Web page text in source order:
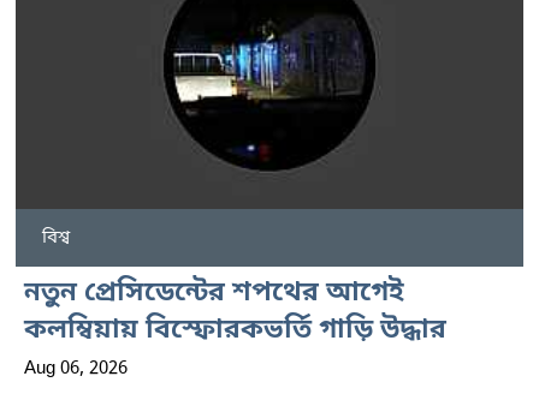
বিশ্ব
নতুন প্রেসিডেন্টের শপথের আগেই
কলম্বিয়ায় বিস্ফোরকভর্তি গাড়ি উদ্ধার
Aug 06, 2026